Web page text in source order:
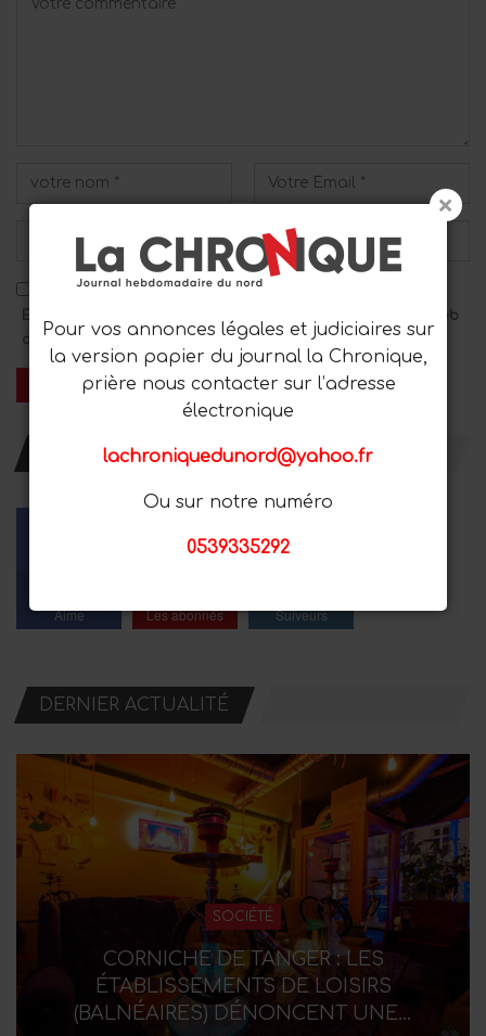
Enregistrez mon nom, mon adresse e-mail et mon site Web
dans ce navigateur pour le prochain commentaire.
RESTER AVEC NOUS
Aime Les abonnés Suiveurs
DERNIER ACTUALITÉ
SOCIÉTÉ
CORNICHE DE TANGER : LES
ÉTABLISSEMENTS DE LOISIRS
(BALNÉAIRES) DÉNONCENT UNE…
Pour vos annonces légales et judiciaires sur
la version papier du journal la Chronique,
prière nous contacter sur l’adresse
électronique
lachroniquedunord@yahoo.fr
Ou sur notre numéro
0539335292